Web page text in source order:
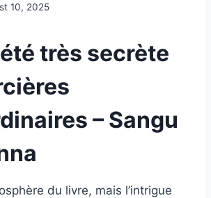
10, 2025
très secrète
– Sangu
du livre, mais l’intrigue